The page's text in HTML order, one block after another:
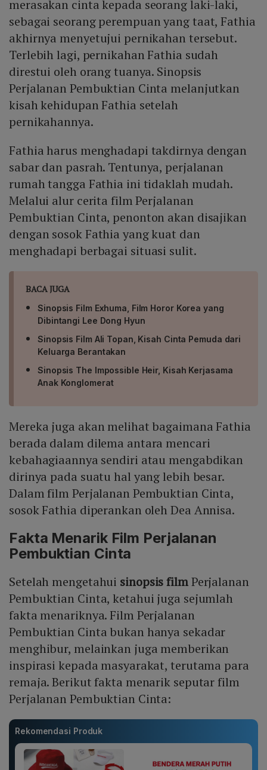
merasakan cinta kepada seorang laki-laki,
sebagai seorang perempuan yang taat, Fathia
akhirnya menyetujui pernikahan tersebut.
Terlebih lagi, pernikahan Fathia sudah
direstui oleh orang tuanya. Sinopsis
Perjalanan Pembuktian Cinta melanjutkan
kisah kehidupan Fathia setelah
pernikahannya.
Fathia harus menghadapi takdirnya dengan
sabar dan pasrah. Tentunya, perjalanan
rumah tangga Fathia ini tidaklah mudah.
Melalui alur cerita film Perjalanan
Pembuktian Cinta, penonton akan disajikan
dengan sosok Fathia yang kuat dan
menghadapi berbagai situasi sulit.
BACA JUGA
Sinopsis Film Exhuma, Film Horor Korea yang
Dibintangi Lee Dong Hyun
Sinopsis Film Ali Topan, Kisah Cinta Pemuda dari
Keluarga Berantakan
Sinopsis The Impossible Heir, Kisah Kerjasama
Anak Konglomerat
Mereka juga akan melihat bagaimana Fathia
berada dalam dilema antara mencari
kebahagiaannya sendiri atau mengabdikan
dirinya pada suatu hal yang lebih besar.
Dalam film Perjalanan Pembuktian Cinta,
sosok Fathia diperankan oleh Dea Annisa.
Fakta Menarik Film Perjalanan
Pembuktian Cinta
Setelah mengetahui sinopsis filmPerjalanan
Pembuktian Cinta, ketahui juga sejumlah
fakta menariknya. Film Perjalanan
Pembuktian Cinta bukan hanya sekadar
menghibur, melainkan juga memberikan
inspirasi kepada masyarakat, terutama para
remaja. Berikut fakta menarik seputar film
Perjalanan Pembuktian Cinta:
Rekomendasi Produk